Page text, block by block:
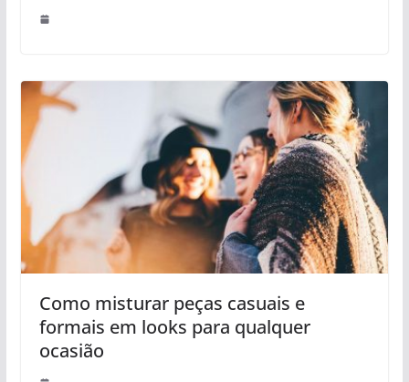
Como misturar peças casuais e
formais em looks para qualquer
ocasião